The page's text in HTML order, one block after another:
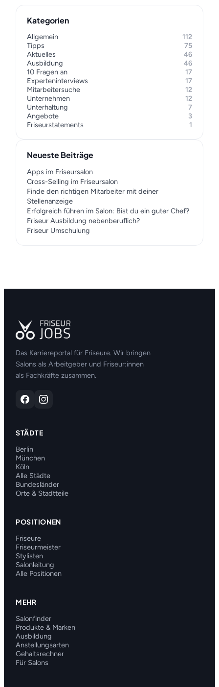
Kategorien
Allgemein
112
Tipps
75
Aktuelles
46
Ausbildung
46
10 Fragen an
17
Experteninterviews
17
Mitarbeitersuche
12
Unternehmen
12
Unterhaltung
7
Angebote
3
Friseurstatements
1
Neueste Beiträge
Apps im Friseursalon
Cross-Selling im Friseursalon
Finde den richtigen Mitarbeiter mit deiner
Stellenanzeige
Erfolgreich führen im Salon: Bist du ein guter Chef?
Friseur Ausbildung nebenberuflich?
Friseur Umschulung
Das Karriereportal für Friseure. Wir bringen
Salons als Arbeitgeber und Friseur:innen
als Fachkräfte zusammen.
STÄDTE
Berlin
München
Köln
Alle Städte
Bundesländer
Orte & Stadtteile
POSITIONEN
Friseure
Friseurmeister
Stylisten
Salonleitung
Alle Positionen
MEHR
Salonfinder
Produkte & Marken
Ausbildung
Anstellungsarten
Gehaltsrechner
Für Salons